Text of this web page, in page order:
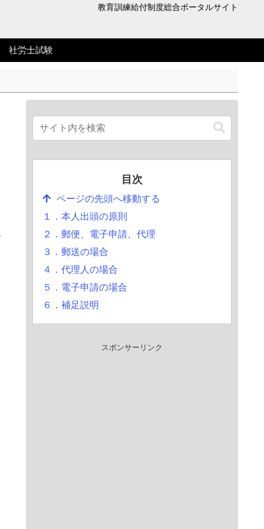
教育訓練給付制度総合ポータルサイト
社労士試験
目次
ページの先頭へ移動する
１．本人出頭の原則
２．郵便、電子申請、代理
３．郵送の場合
４．代理人の場合
５．電子申請の場合
６．補足説明
スポンサーリンク